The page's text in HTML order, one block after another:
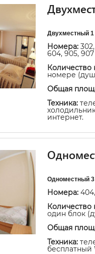
Двухместный 1
Номера:302,
604, 905, 907
Количество
номере
Общая
Техника:
интернет.
Одноместный 3
Номера:
Количество
один блок
Общая
Техника:
бесплатный